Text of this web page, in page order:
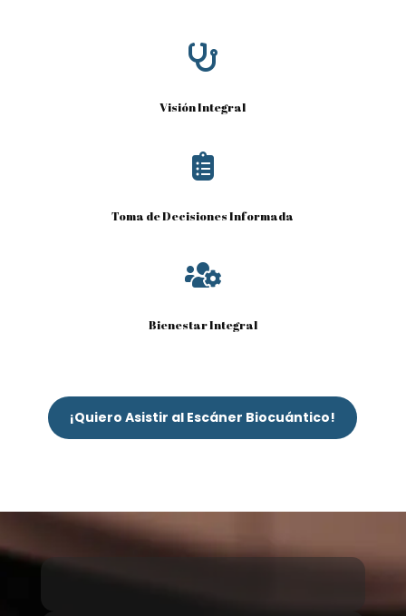

Visión Integral

Toma de Decisiones Informada

Bienestar Integral
¡Quiero Asistir al Escáner Biocuántico!